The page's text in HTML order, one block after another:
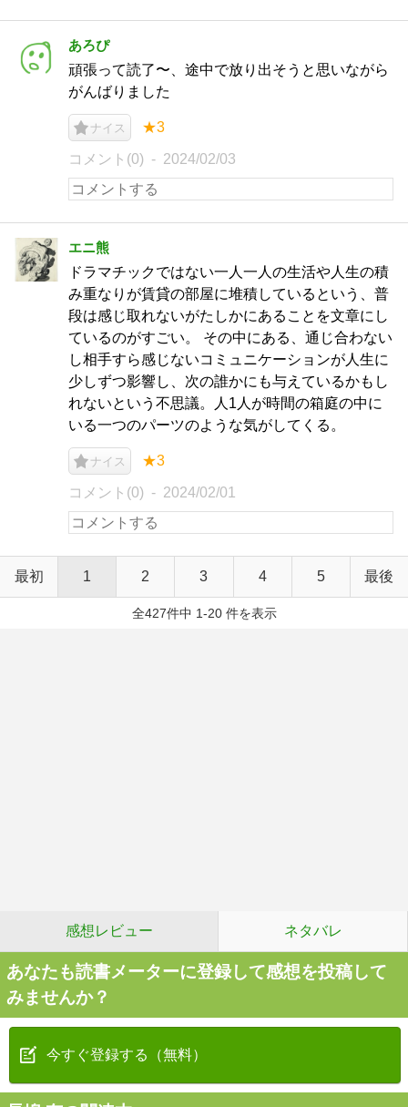
あろぴ
頑張って読了〜、途中で放り出そうと思いながら
がんばりました
ナイス ★3
コメント(0) 2024/02/03
エニ熊
ドラマチックではない一人一人の生活や人生の積
み重なりが賃貸の部屋に堆積しているという、普
段は感じ取れないがたしかにあることを文章にし
ているのがすごい。 その中にある、通じ合わない
し相手すら感じないコミュニケーションが人生に
少しずつ影響し、次の誰かにも与えているかもし
れないという不思議。人1人が時間の箱庭の中に
いる一つのパーツのような気がしてくる。
ナイス ★3
コメント(0) 2024/02/01
最初 1 2 3 4 5 最後
全427件中 1-20 件を表示
感想レビュー ネタバレ
あなたも読書メーターに登録して感想を投稿して
みませんか？
今すぐ登録する（無料）